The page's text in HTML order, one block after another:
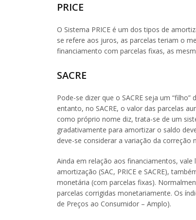
PRICE
O Sistema PRICE é um dos tipos de
se refere aos juros, as parcelas teriam o
financiamento com parcelas fixas, as
SACRE
Pode-se dizer que o SACRE seja um
entanto, no SACRE, o valor das parcelas
como próprio nome diz, trata-se de um
gradativamente para amortizar o saldo
deve-se considerar a variação da correção
Ainda em relação aos financiamentos,
amortização (SAC, PRICE e SACRE),
monetária (com parcelas fixas).
parcelas corrigidas monetariamente. Os
de Preços ao Consumidor – Amplo).